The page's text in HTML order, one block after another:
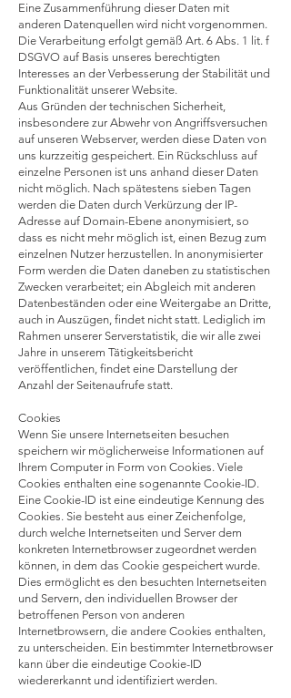
Eine Zusammenführung dieser Daten mit
anderen Datenquellen wird nicht vorgenommen.
Die Verarbeitung erfolgt gemäß Art. 6 Abs. 1 lit. f
DSGVO auf Basis unseres berechtigten
Interesses an der Verbesserung der Stabilität und
Funktionalität unserer Website.
Aus Gründen der technischen Sicherheit,
insbesondere zur Abwehr von Angriffsversuchen
auf unseren Webserver, werden diese Daten von
uns kurzzeitig gespeichert. Ein Rückschluss auf
einzelne Personen ist uns anhand dieser Daten
nicht möglich. Nach spätestens sieben Tagen
werden die Daten durch Verkürzung der IP-
Adresse auf Domain-Ebene anonymisiert, so
dass es nicht mehr möglich ist, einen Bezug zum
einzelnen Nutzer herzustellen. In anonymisierter
Form werden die Daten daneben zu statistischen
Zwecken verarbeitet; ein Abgleich mit anderen
Datenbeständen oder eine Weitergabe an Dritte,
auch in Auszügen, findet nicht statt. Lediglich im
Rahmen unserer Serverstatistik, die wir alle zwei
Jahre in unserem Tätigkeitsbericht
veröffentlichen, findet eine Darstellung der
Anzahl der Seitenaufrufe statt.
Cookies
Wenn Sie unsere Internetseiten besuchen
speichern wir möglicherweise Informationen auf
Ihrem Computer in Form von Cookies. Viele
Cookies enthalten eine sogenannte Cookie-ID.
Eine Cookie-ID ist eine eindeutige Kennung des
Cookies. Sie besteht aus einer Zeichenfolge,
durch welche Internetseiten und Server dem
konkreten Internetbrowser zugeordnet werden
können, in dem das Cookie gespeichert wurde.
Dies ermöglicht es den besuchten Internetseiten
und Servern, den individuellen Browser der
betroffenen Person von anderen
Internetbrowsern, die andere Cookies enthalten,
zu unterscheiden. Ein bestimmter Internetbrowser
kann über die eindeutige Cookie-ID
wiedererkannt und identifiziert werden.